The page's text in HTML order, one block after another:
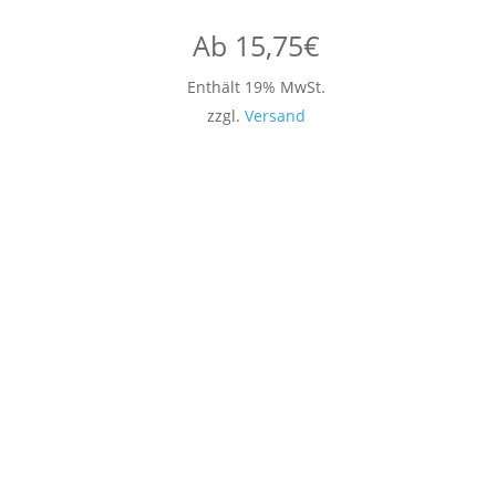
Ab 15,75€
Enthält 19% MwSt.
zzgl. Versand